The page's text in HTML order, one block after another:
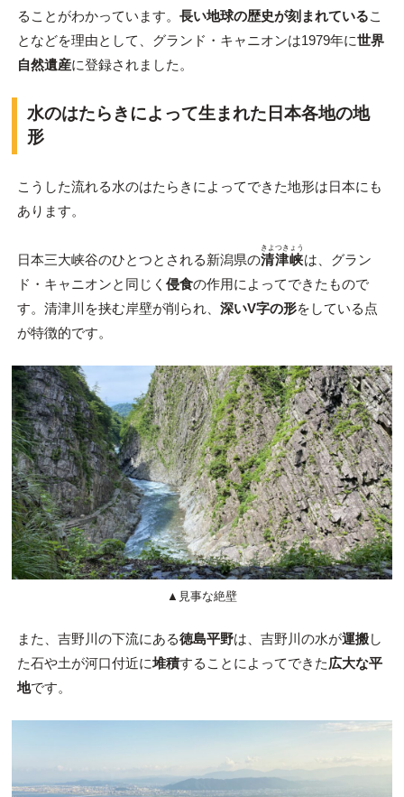
ることがわかっています。 長い地球の歴史が刻まれているこ
となどを理由として、グランド・キャニオンは1979年に世界
自然遺産に登録されました。
水のはたらきによって生まれた日本各地の地
形
こうした流れる水のはたらきによってできた地形は日本にも
あります。
日本三大峡谷のひとつとされる新潟県の清津峡
きよつきょう
は、グラン
ド・キャニオンと同じく 侵食の作用によってできたもので
す。清津川を挟む岸壁が削られ、 深いV字の形をしている点
が特徴的です。
▲見事な絶壁
また、吉野川の下流にある徳島平野は、吉野川の水が運搬し
た石や土が河口付近に堆積することによってできた広大な平
地です。